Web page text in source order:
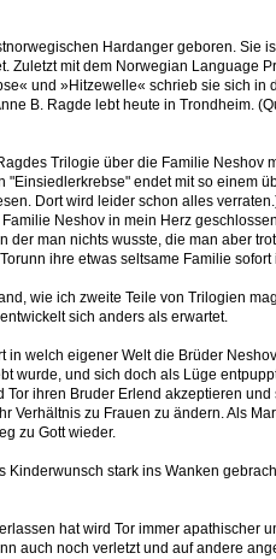
Hardanger geboren. Sie
Zuletzt mit dem Norwegian Language
und »Hitzewelle« schrieb sie sich
B. Ragde lebt heute in Trondheim.
Trilogie über die Familie
"Einsiedlerkrebse" endet mit so einem
Dort wird leider schon alles
Neshov in mein Herz
der man nichts wusste, die man aber
ihre etwas seltsame Familie
wie ich zweite Teile von Trilogien
sich anders als erwartet.
in welch eigener Welt die Brüder
wurde, und sich doch als Lüge
Tor ihren Bruder Erlend akzeptieren
Verhältnis zu Frauen zu ändern. Als
zu Gott wieder.
Kinderwunsch stark ins Wanken
hat wird Tor immer apathischer
auch noch verletzt und auf andere